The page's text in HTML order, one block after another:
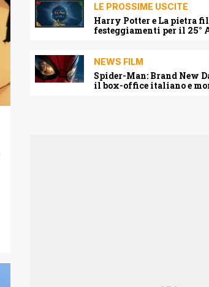
LE PROSSIME USCITE
Harry Potter e La pietra
festeggiamenti per il 25°
NEWS FILM
Spider-Man: Brand New
il box-office italiano e